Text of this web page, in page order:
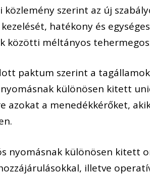
közlemény szerint az új
hatékony és
közötti méltányos
paktum szerint a
különösen kitett
azokat a menedékkérőket,
nyomásnak különösen kitett
illetve